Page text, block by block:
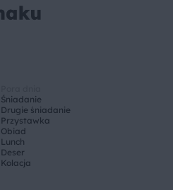
Śniadanie
Drugie śniadanie
Przystawka
Obiad
Lunch
Deser
Kolacja